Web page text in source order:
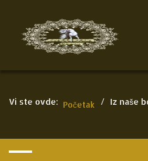
Vi ste ovde: Početak / Iz naše